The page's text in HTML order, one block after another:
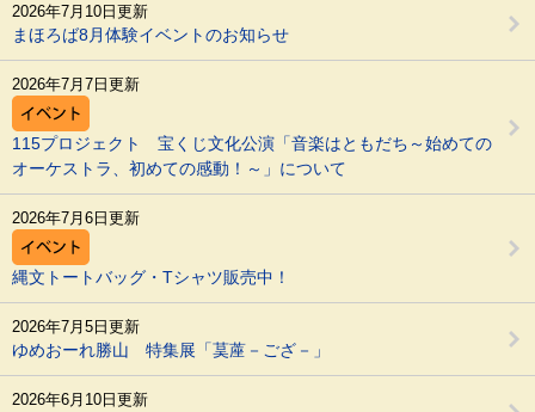
まほろば8月体験イベントのお知らせ
2026年7月10日更新
115プロジェクト 宝くじ文化公演「音楽はともだち～始めての
オーケストラ、初めての感動！～」について
2026年7月7日更新
縄文トートバッグ・Tシャツ販売中！
2026年7月6日更新
ゆめおーれ勝山 特集展「茣蓙－ござ－」
2026年7月5日更新
2026年6月10日更新